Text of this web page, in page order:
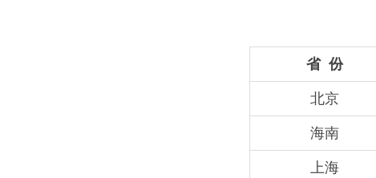
省 份
北京
海南
上海